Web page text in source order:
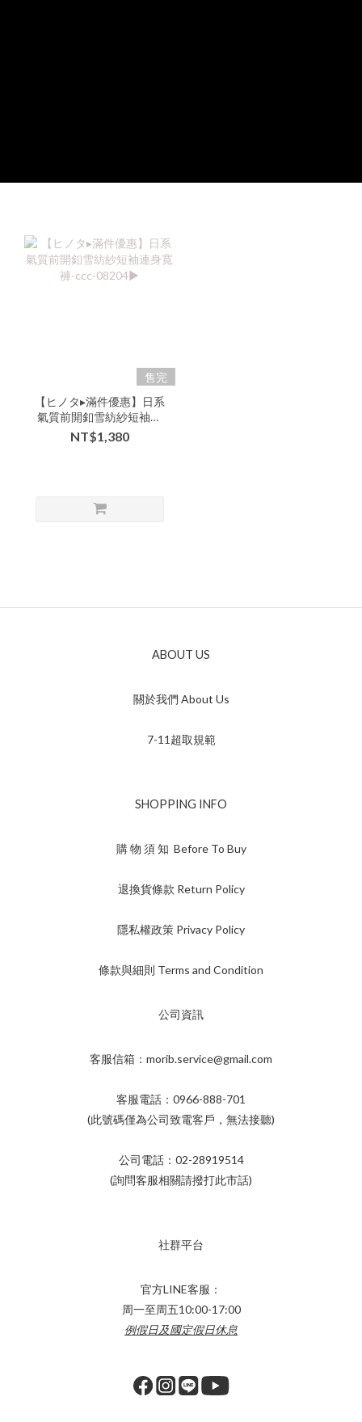
售完
【ヒノタ▸滿件優惠】日系
氣質前開釦雪紡紗短袖連
身寬褲-ccc-08204▶
NT$1,380
ABOUT US
關於我們 About Us
7-11超取規範
SHOPPING INFO
購 物 須 知 Before To Buy
退換貨條款 Return Policy
隱私權政策 Privacy Policy
條款與細則 Terms and Condition
公司資訊
客服信箱：morib.service@gmail.com
客服電話：0966-888-701
(此號碼僅為公司致電客戶，無法接聽)
公司電話：02-28919514
(詢問客服相關請撥打此市話)
社群平台
官方LINE客服：
周一至周五10:00-17:00
例假日及國定假日休息